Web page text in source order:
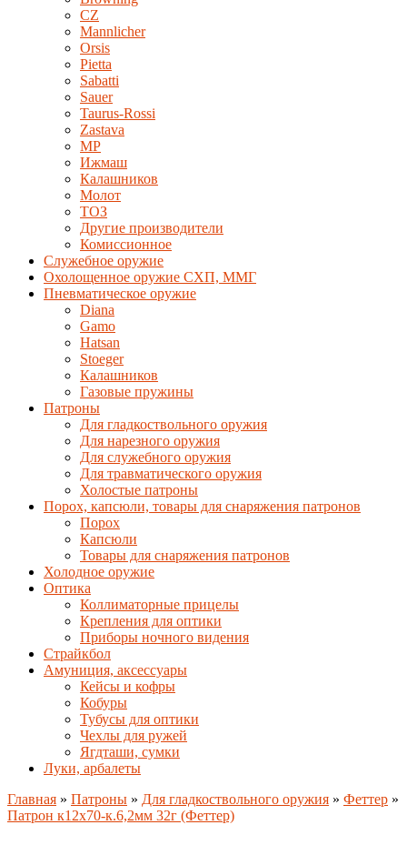
CZ
Mannlicher
Orsis
Pietta
Sabatti
Sauer
Taurus-Rossi
Zastava
MP
Ижмаш
Калашников
Молот
ТОЗ
Другие производители
Комиссионное
Служебное оружие
Охолощенное оружие СХП, ММГ
Пневматическое оружие
Diana
Gamo
Hatsan
Stoeger
Калашников
Газовые пружины
Патроны
Для гладкоствольного оружия
Для нарезного оружия
Для служебного оружия
Для травматического оружия
Холостые патроны
Порох, капсюли, товары для снаряжения патронов
Порох
Капсюли
Товары для снаряжения патронов
Холодное оружие
Оптика
Коллиматорные прицелы
Крепления для оптики
Приборы ночного видения
Страйкбол
Амуниция, аксессуары
Кейсы и кофры
Кобуры
Тубусы для оптики
Чехлы для ружей
Ягдташи, сумки
Луки, арбалеты
Главная » Патроны » Для гладкоствольного оружия » Феттер »
Патрон к12х70-к.6,2мм 32г (Феттер)